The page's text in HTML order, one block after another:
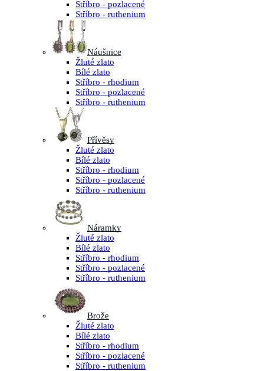
Stříbro - pozlacené
Stříbro - ruthenium
Náušnice
Žluté zlato
Bílé zlato
Stříbro - rhodium
Stříbro - pozlacené
Stříbro - ruthenium
Přívěsy
Žluté zlato
Bílé zlato
Stříbro - rhodium
Stříbro - pozlacené
Stříbro - ruthenium
Náramky
Žluté zlato
Bílé zlato
Stříbro - rhodium
Stříbro - pozlacené
Stříbro - ruthenium
Brože
Žluté zlato
Bílé zlato
Stříbro - rhodium
Stříbro - pozlacené
Stříbro - ruthenium